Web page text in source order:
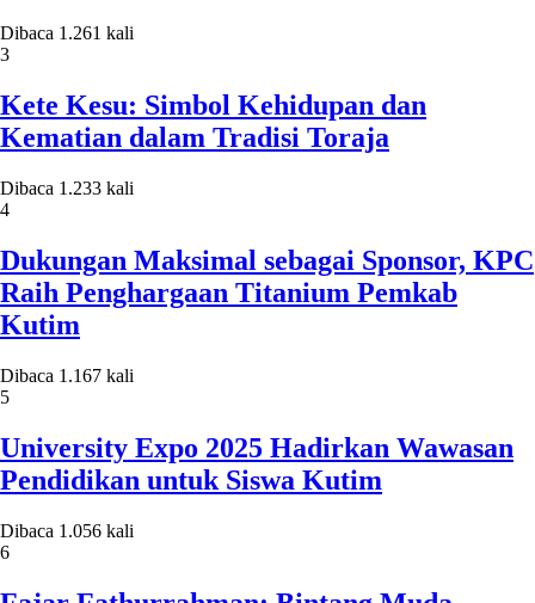
Dibaca 1.261 kali
3
Kete Kesu: Simbol Kehidupan dan
Kematian dalam Tradisi Toraja
Dibaca 1.233 kali
4
Dukungan Maksimal sebagai Sponsor, KPC
Raih Penghargaan Titanium Pemkab
Kutim
Dibaca 1.167 kali
5
University Expo 2025 Hadirkan Wawasan
Pendidikan untuk Siswa Kutim
Dibaca 1.056 kali
6